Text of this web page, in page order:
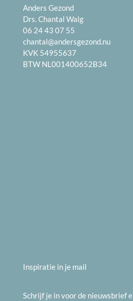
Anders Gezond
Drs. Chantal Walg
06 24 43 07 55
chantal@andersgezond.nu
KVK 54955637
BTW NL001400652B34
Inspiratie in je mail
Schrijf je in voor de nieuwsbrief